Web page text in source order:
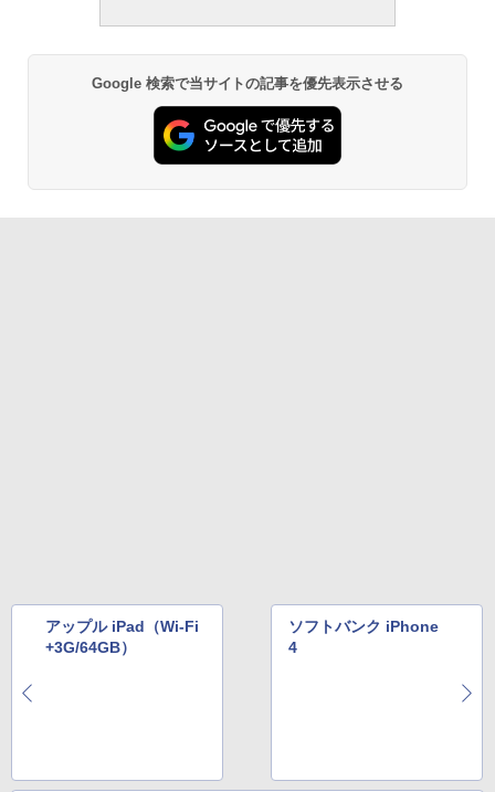
Google 検索で当サイトの記事を優先表示させる
アップル iPad（Wi-Fi
+3G/64GB）
ソフトバンク iPhone
4